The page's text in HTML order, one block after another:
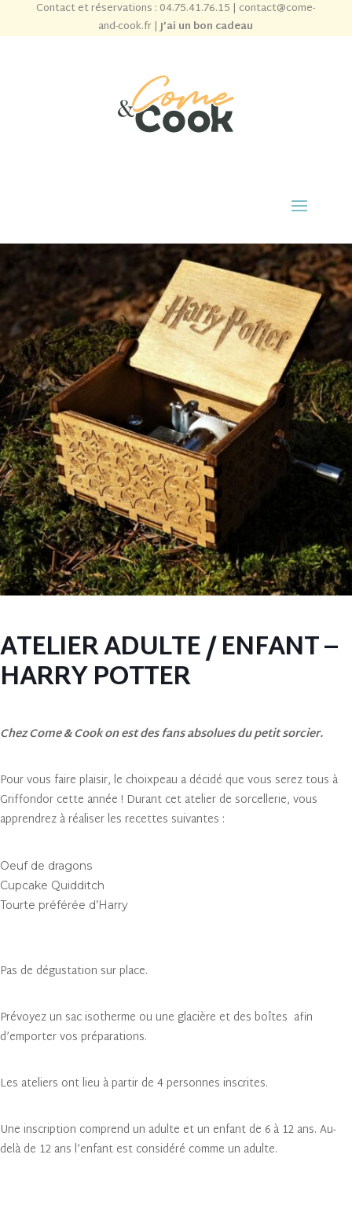
Contact et réservations : 04.75.41.76.15 | contact@come-
and-cook.fr|J’ai un bon cadeau
ATELIER ADULTE / ENFANT –
HARRY POTTER
Chez Come & Cook on est des fans absolues du petit sorcier.
Pour vous faire plaisir, le choixpeau a décidé que vous serez tous à
Griffondor cette année ! Durant cet atelier de sorcellerie, vous
apprendrez à réaliser les recettes suivantes :
Oeuf de dragons
Cupcake Quidditch
Tourte préférée d’Harry
Pas de dégustation sur place.
Prévoyez un sac isotherme ou une glacière et des boîtes afin
d’emporter vos préparations.
Les ateliers ont lieu à partir de 4 personnes inscrites.
Une inscription comprend un adulte et un enfant de 6 à 12 ans. Au-
delà de 12 ans l’enfant est considéré comme un adulte.